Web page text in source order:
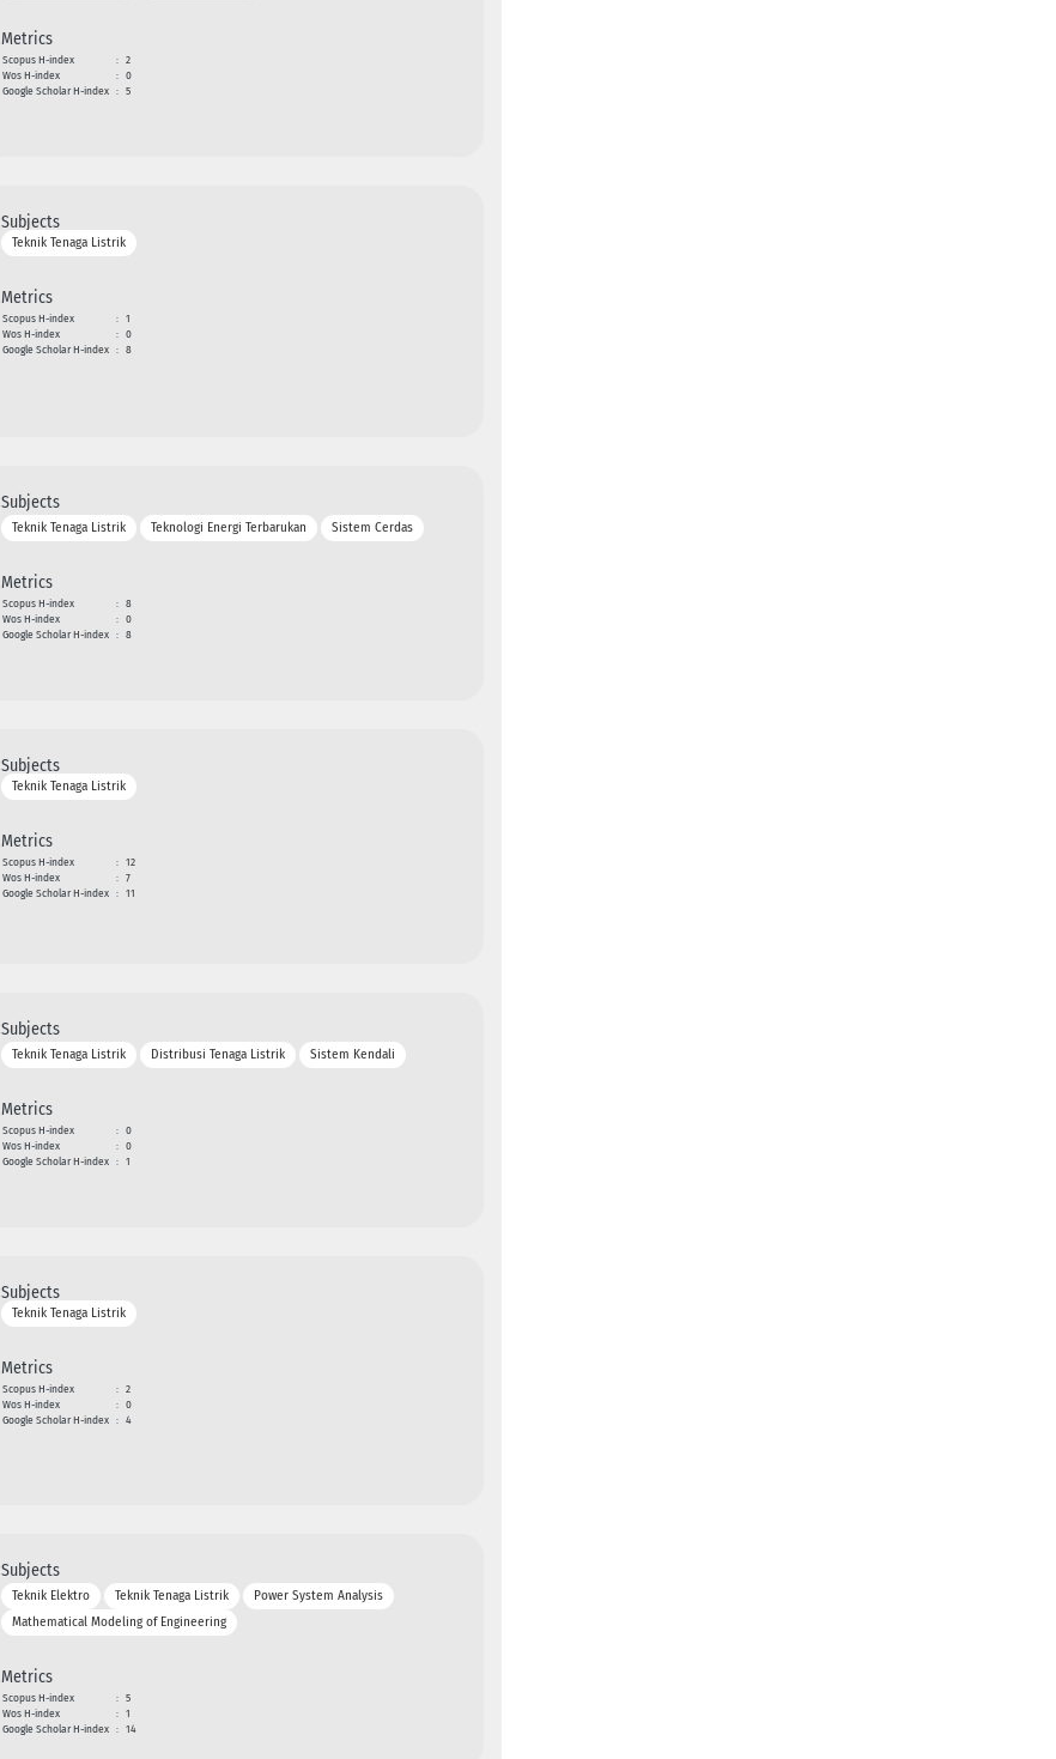
Metrics
Scopus H-index : 2
Wos H-index
: 0
Google Scholar H-index : 5
Subjects
Teknik Tenaga Listrik
Metrics
Scopus H-index : 1
Wos H-index
: 0
Google Scholar H-index : 8
Subjects
Teknik Tenaga Listrik Teknologi Energi Terbarukan Sistem Cerdas
Metrics
Scopus H-index : 8
Wos H-index
: 0
Google Scholar H-index : 8
Subjects
Teknik Tenaga Listrik
Metrics
Scopus H-index : 12
Wos H-index
: 7
Google Scholar H-index : 11
Subjects
Teknik Tenaga Listrik Distribusi Tenaga Listrik Sistem Kendali
Metrics
Scopus H-index : 0
Wos H-index
: 0
Google Scholar H-index : 1
Subjects
Teknik Tenaga Listrik
Metrics
Scopus H-index : 2
Wos H-index
: 0
Google Scholar H-index : 4
Subjects
Teknik Elektro Teknik Tenaga Listrik
Power System Analysis
Mathematical Modeling of Engineering
Metrics
Scopus H-index : 5
Wos H-index
: 1
Google Scholar H-index : 14